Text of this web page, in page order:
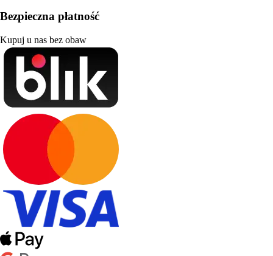
Bezpieczna płatność
Kupuj u nas bez obaw